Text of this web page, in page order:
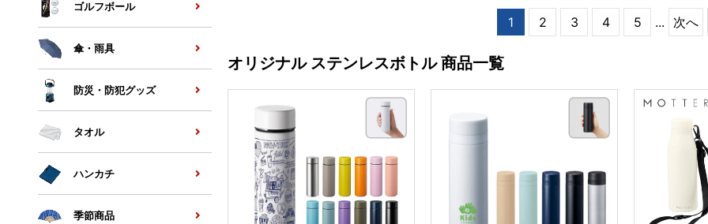
1 2 3 4 5 ... 次へ
オリジナル ステンレスボトル 商品一覧
ゴルフボール
傘・雨具
防災・防犯グッズ
タオル
ハンカチ
季節商品